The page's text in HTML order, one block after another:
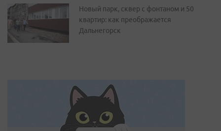
Новый парк, сквер с фонтаном и 50
квартир: как преображается
Дальнегорск